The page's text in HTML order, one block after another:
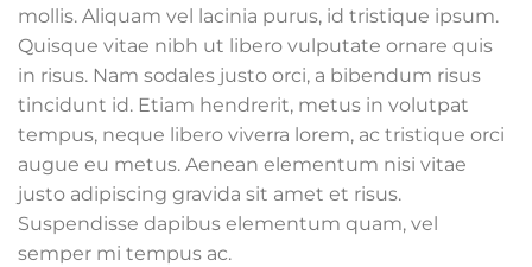
mollis. Aliquam vel lacinia purus, id tristique ipsum.
Quisque vitae nibh ut libero vulputate ornare quis
in risus. Nam sodales justo orci, a bibendum risus
tincidunt id. Etiam hendrerit, metus in volutpat
tempus, neque libero viverra lorem, ac tristique orci
augue eu metus. Aenean elementum nisi vitae
justo adipiscing gravida sit amet et risus.
Suspendisse dapibus elementum quam, vel
semper mi tempus ac.